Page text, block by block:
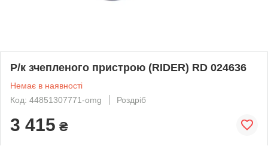
Р/к зчепленого пристрою (RIDER) RD 024636
Немає в наявності
Код: 44851307771-omg
Роздріб
3 415 ₴